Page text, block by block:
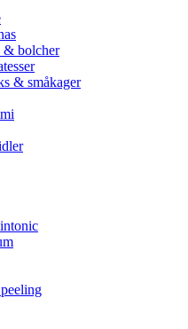
& bolcher
& småkager